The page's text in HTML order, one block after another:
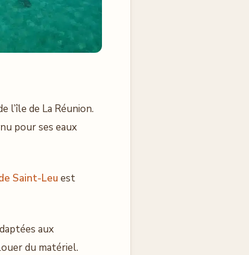
l’île de La Réunion.
pour ses eaux
Saint-Leu est
aux
du matériel.